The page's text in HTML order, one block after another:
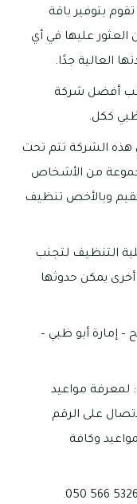
بتوفير باقة
العثور عليها في أي
العالية جدًا.
أفضل شركة
ككل.
هذه الشركة تتم تحت
من الأشخاص
وبالأخص تنظيف
التنظيف لتجنب
يمكن حدوثها
إمارة أبو ظبي –
لمعرفة مواعيد
على الرقم
وكافة